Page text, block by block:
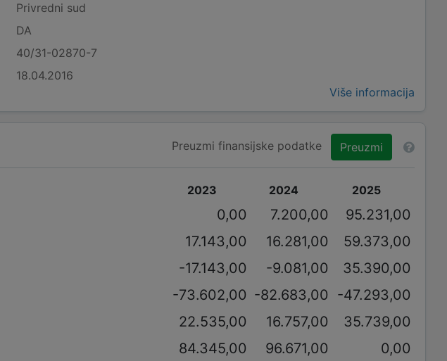
Privredni sud
DA
40/31-02870-7
18.04.2016
Više informacija
Preuzmi finansijske podatke Preuzmi
2023 2024 2025
0,00 7.200,00
95.231,00
17.143,00 16.281,00
59.373,00
-17.143,00 -9.081,00
35.390,00
-73.602,00 -82.683,00 -47.293,00
22.535,00 16.757,00
35.739,00
84.345,00 96.671,00
0,00